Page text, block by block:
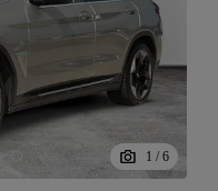
1 / 6